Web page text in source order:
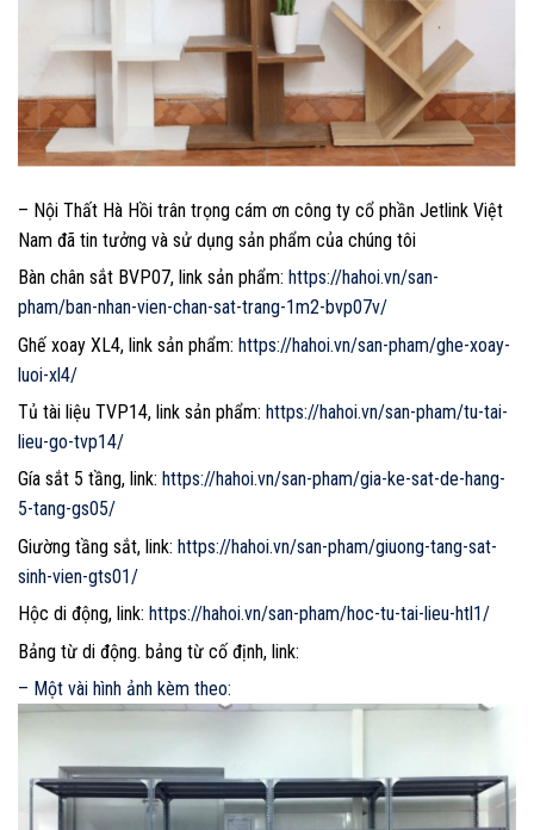
– Nội Thất Hà Hồi trân trọng cám ơn công ty cổ phần Jetlink Việt
Nam đã tin tưởng và sử dụng sản phẩm của chúng tôi
Bàn chân sắt BVP07, link sản phẩm: https://hahoi.vn/san-
pham/ban-nhan-vien-chan-sat-trang-1m2-bvp07v/
Ghế xoay XL4, link sản phẩm: https://hahoi.vn/san-pham/ghe-xoay-
luoi-xl4/
Tủ tài liệu TVP14, link sản phẩm: https://hahoi.vn/san-pham/tu-tai-
lieu-go-tvp14/
Gía sắt 5 tầng, link: https://hahoi.vn/san-pham/gia-ke-sat-de-hang-
5-tang-gs05/
Giường tầng sắt, link: https://hahoi.vn/san-pham/giuong-tang-sat-
sinh-vien-gts01/
Hộc di động, link: https://hahoi.vn/san-pham/hoc-tu-tai-lieu-htl1/
Bảng từ di động. bảng từ cố định, link:
– Một vài hình ảnh kèm theo: